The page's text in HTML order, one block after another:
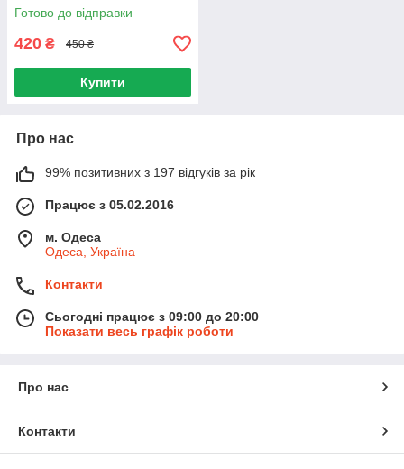
Готово до відправки
420 ₴ 450 ₴
Купити
Про нас
99% позитивних з 197 відгуків за рік
Працює з 05.02.2016
м. Одеса
Одеса, Україна
Контакти
Сьогодні працює з 09:00 до 20:00
Показати весь графік роботи
Про нас
Контакти